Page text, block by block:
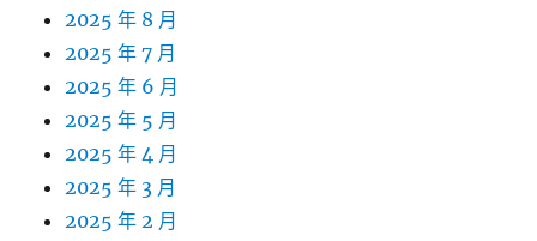
2025 年 8 月
2025 年 7 月
2025 年 6 月
2025 年 5 月
2025 年 4 月
2025 年 3 月
2025 年 2 月